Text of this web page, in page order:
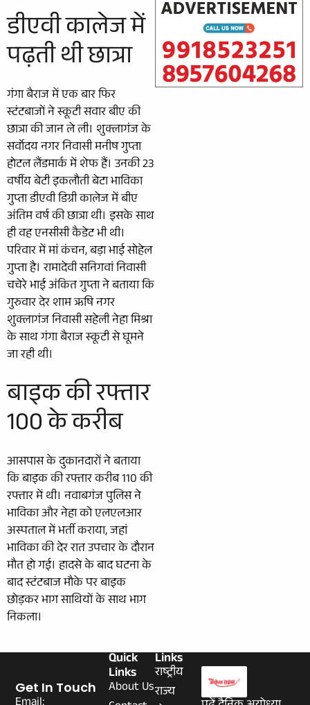
डीएवी कालेज में
पढ़ती थी छात्रा
गंगा बैराज में एक बार फिर
स्टंटबाजों ने स्कूटी सवार बीए की
छात्रा की जान ले ली। शुक्लागंज के
सर्वोदय नगर निवासी मनीष गुप्ता
होटल लैंडमार्क में शेफ हैं। उनकी 23
वर्षीय बेटी इकलौती बेटा भाविका
गुप्ता डीएवी डिग्री कालेज में बीए
अंतिम वर्ष की छात्रा थी। इसके साथ
ही वह एनसीसी कैडेट भी थी।
परिवार में मां कंचन, बड़ा भाई सोहेल
गुप्ता है। रामादेवी सनिगवां निवासी
चचेरे भाई अंकित गुप्ता ने बताया कि
गुरुवार देर शाम ऋषि नगर
शुक्लागंज निवासी सहेली नेहा मिश्रा
के साथ गंगा बैराज स्कूटी से घूमने
जा रही थी।
बाइक की रफ्तार
100 के करीब
आसपास के दुकानदारों ने बताया
कि बाइक की रफ्तार करीब 110 की
रफ्तार में थी। नवाबगंज पुलिस ने
भाविका और नेहा को एलएलआर
अस्पताल में भर्ती कराया, जहां
भाविका की देर रात उपचार के दौरान
मौत हो गई। हादसे के बाद घटना के
बाद स्टंटबाज मौके पर बाइक
छोड़कर भाग साथियों के साथ भाग
निकला।
Links
राष्ट्रीय
राज्य
Quick
Links
About Us
Get In Touch